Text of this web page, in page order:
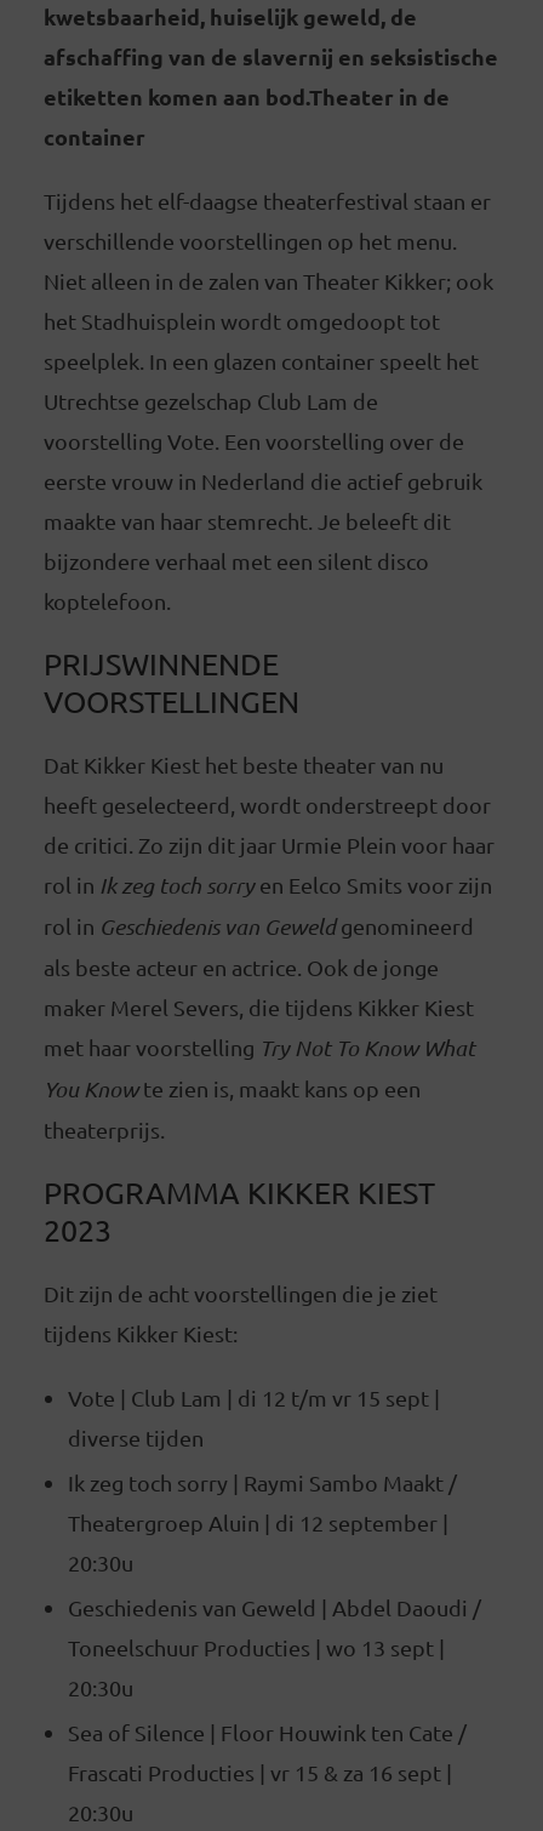
kwetsbaarheid, huiselijk geweld, de
afschaffing van de slavernij en seksistische
etiketten komen aan bod.Theater in de
container
Tijdens het elf-daagse theaterfestival staan er
verschillende voorstellingen op het menu.
Niet alleen in de zalen van Theater Kikker; ook
het Stadhuisplein wordt omgedoopt tot
speelplek. In een glazen container speelt het
Utrechtse gezelschap Club Lam de
voorstelling Vote. Een voorstelling over de
eerste vrouw in Nederland die actief gebruik
maakte van haar stemrecht. Je beleeft dit
bijzondere verhaal met een silent disco
koptelefoon.
PRIJSWINNENDE
VOORSTELLINGEN
Dat Kikker Kiest het beste theater van nu
heeft geselecteerd, wordt onderstreept door
de critici. Zo zijn dit jaar Urmie Plein voor haar
rol in Ik zeg toch sorryen Eelco Smits voor zijn
rol in Geschiedenis van Geweldgenomineerd
als beste acteur en actrice. Ook de jonge
maker Merel Severs, die tijdens Kikker Kiest
met haar voorstelling Try Not To Know What
You Knowte zien is, maakt kans op een
theaterprijs.
PROGRAMMA KIKKER KIEST
2023
Dit zijn de acht voorstellingen die je ziet
tijdens Kikker Kiest:
Vote | Club Lam | di 12 t/m vr 15 sept |
diverse tijden
Ik zeg toch sorry | Raymi Sambo Maakt /
Theatergroep Aluin | di 12 september |
20:30u
Geschiedenis van Geweld | Abdel Daoudi /
Toneelschuur Producties | wo 13 sept |
20:30u
Sea of Silence | Floor Houwink ten Cate /
Frascati Producties | vr 15 & za 16 sept |
20:30u